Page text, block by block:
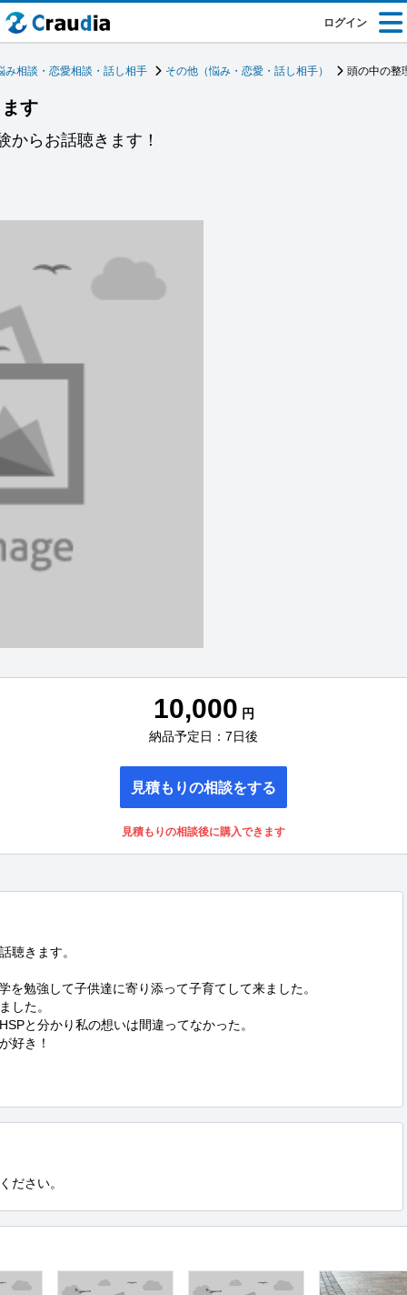
ログイン
み相談・恋愛相談・話し相手 その他（悩み・恋愛・話し相手） 頭の中の整
す
からお話聴きます！
10,000 円
納品予定日：7日後
見積もりの相談をする
見積もりの相談後に購入できます
聴きます。
を勉強して子供達に寄り添って子育てして来ました。
した。
と分かり私の想いは間違ってなかった。
好き！
ださい。